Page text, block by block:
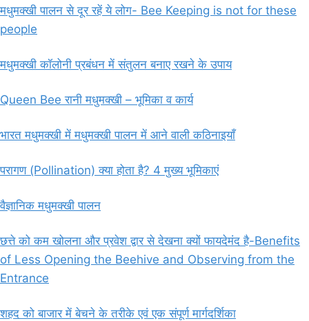
मधुमक्खी पालन से दूर रहें ये लोग- Bee Keeping is not for these
people
मधुमक्खी कॉलोनी प्रबंधन में संतुलन बनाए रखने के उपाय
Queen Bee रानी मधुमक्खी – भूमिका व कार्य
भारत मधुमक्खी में मधुमक्खी पालन में आने वाली कठिनाइयाँ
परागण (Pollination) क्या होता है? 4 मुख्य भूमिकाएं
वैज्ञानिक मधुमक्खी पालन
छत्ते को कम खोलना और प्रवेश द्वार से देखना क्यों फायदेमंद है-Benefits
of Less Opening the Beehive and Observing from the
Entrance
शहद को बाजार में बेचने के तरीके एवं एक संपूर्ण मार्गदर्शिका